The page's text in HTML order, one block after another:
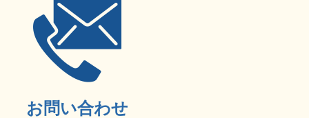
お問い合わせ